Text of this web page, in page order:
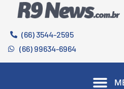
(66) 3544-2595
(66) 99634-6964